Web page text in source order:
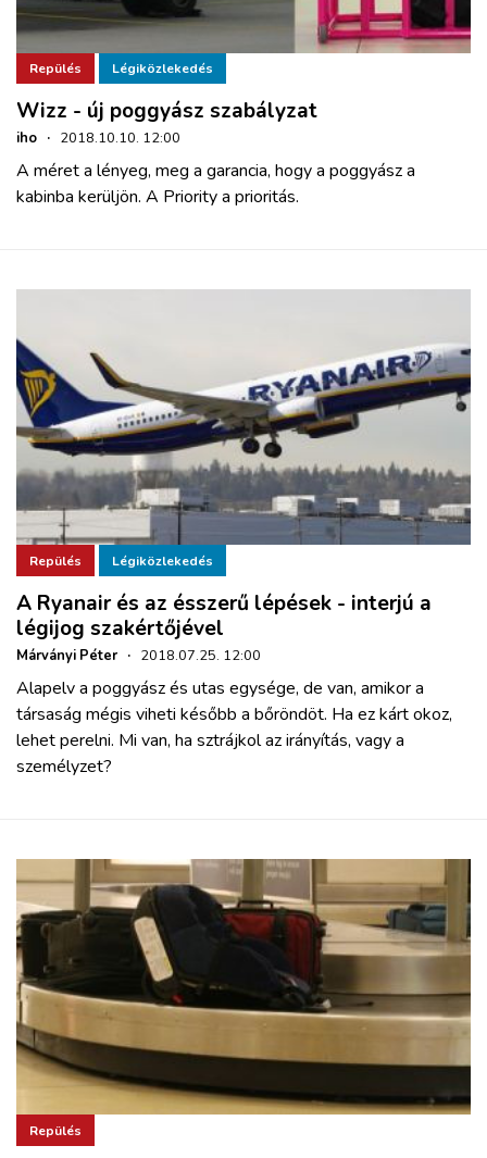
Repülés Légiközlekedés
Wizz - új poggyász szabályzat
iho · 2018.10.10. 12:00
A méret a lényeg, meg a garancia, hogy a poggyász a
kabinba kerüljön. A Priority a prioritás.
Repülés Légiközlekedés
A Ryanair és az ésszerű lépések - interjú a
légijog szakértőjével
Márványi Péter · 2018.07.25. 12:00
Alapelv a poggyász és utas egysége, de van, amikor a
társaság mégis viheti később a bőröndöt. Ha ez kárt okoz,
lehet perelni. Mi van, ha sztrájkol az irányítás, vagy a
személyzet?
Repülés